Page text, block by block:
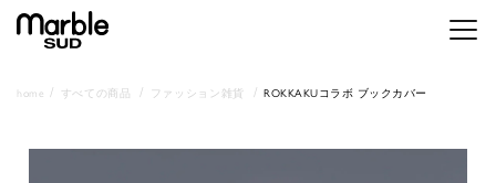
メニ
home すべての商品 ファッション雑貨 ROKKAKUコラボ ブックカバー